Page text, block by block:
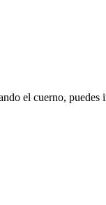
el cuerno, puedes